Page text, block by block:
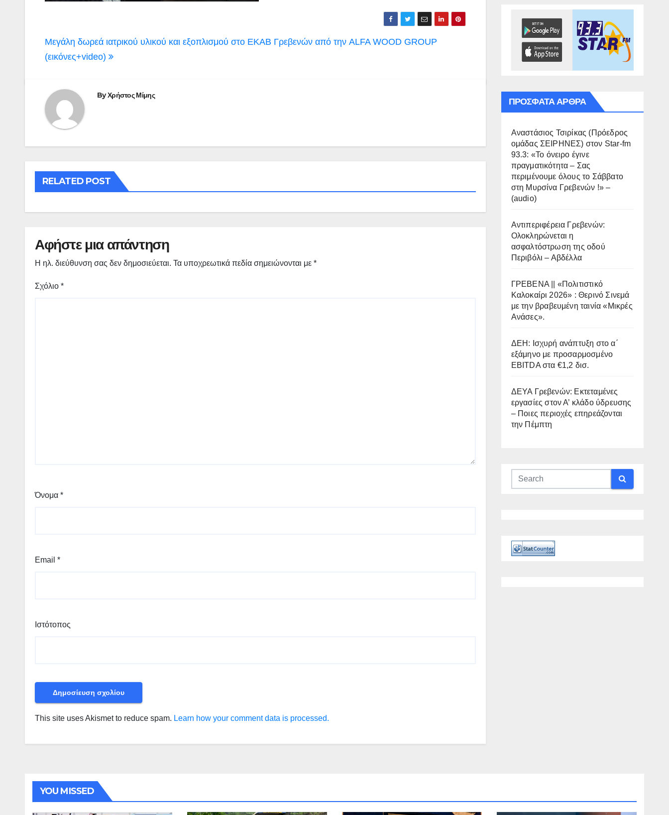
Πλοήγηση
άρθρων
Μεγάλη δωρεά ιατρικού υλικού και εξοπλισμού στο ΕΚΑΒ Γρεβενών από την ALFA WOOD GROUP
(εικόνες+video)
ByΧρήστος Μίμης
RELATED POST
Αφήστε μια απάντηση
Η ηλ. διεύθυνση σας δεν δημοσιεύεται. Τα υποχρεωτικά πεδία σημειώνονται με *
Σχόλιο *
Όνομα *
Email *
Ιστότοπος
This site uses Akismet to reduce spam. Learn how your comment data is processed.
ΠΡΌΣΦΑΤΑ ΆΡΘΡΑ
Αναστάσιος Τσιρίκας (Πρόεδρος
ομάδας ΣΕΙΡΗΝΕΣ) στον Star-fm
93.3: «Το όνειρο έγινε
πραγματικότητα – Σας
περιμένουμε όλους το Σάββατο
στη Μυρσίνα Γρεβενών !» –
(audio)
Αντιπεριφέρεια Γρεβενών:
Ολοκληρώνεται η
ασφαλτόστρωση της οδού
Περιβόλι – Αβδέλλα
ΓΡΕΒΕΝΑ || «Πολιτιστικό
Καλοκαίρι 2026» : Θερινό Σινεμά
με την βραβευμένη ταινία «Μικρές
Ανάσες».
ΔΕΗ: Ισχυρή ανάπτυξη στο α΄
εξάμηνο με προσαρμοσμένο
EBITDA στα €1,2 δισ.
ΔΕΥΑ Γρεβενών: Εκτεταμένες
εργασίες στον Α’ κλάδο ύδρευσης
– Ποιες περιοχές επηρεάζονται
την Πέμπτη
YOU MISSED